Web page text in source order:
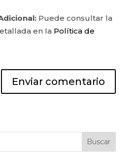
Puede consultar la
en la Política de